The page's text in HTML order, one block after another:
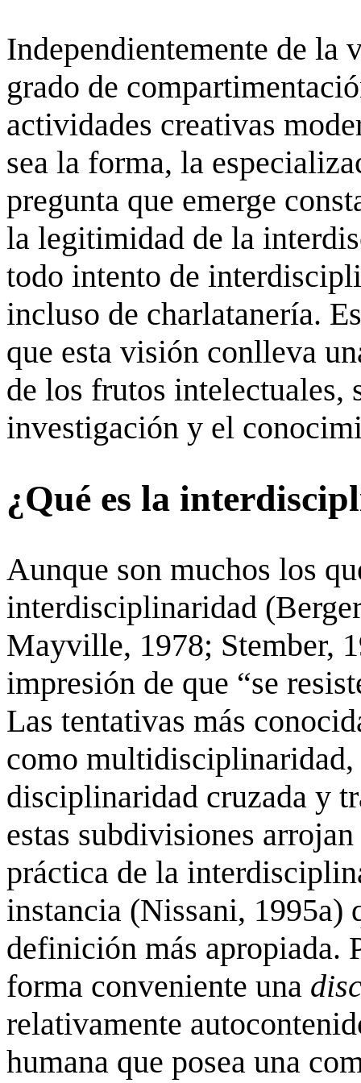
Independientemente de la
grado de
actividades creativas
sea la forma, la
pregunta que emerge
la legitimidad de la
todo intento de
incluso de charlatanería.
que esta visión conlleva
de los frutos intelectuales,
investigación y el
¿Qué es la
Aunque son muchos los
interdisciplinaridad
Mayville, 1978; Stember,
impresión de que “se
Las tentativas más
como multidisciplinaridad,
disciplinaridad cruzada y
estas subdivisiones
práctica de la
instancia (Nissani, 1995a)
definición más apropiada.
forma conveniente una
relativamente
humana que posea una